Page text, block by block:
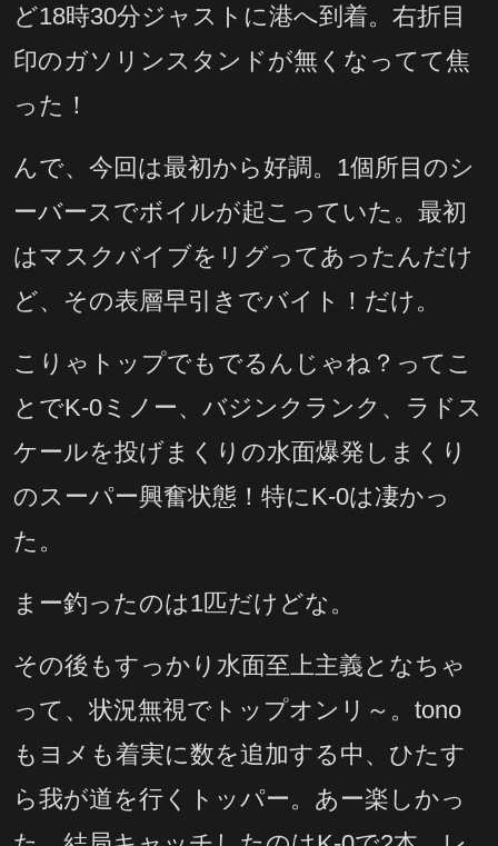
ど18時30分ジャストに港へ到着。右折目
印のガソリンスタンドが無くなってて焦
った！
んで、今回は最初から好調。1個所目のシ
ーバースでボイルが起こっていた。最初
はマスクバイブをリグってあったんだけ
ど、その表層早引きでバイト！だけ。
こりゃトップでもでるんじゃね？ってこ
とでK-0ミノー、バジンクランク、ラドス
ケールを投げまくりの水面爆発しまくり
のスーパー興奮状態！特にK-0は凄かっ
た。
まー釣ったのは1匹だけどな。
その後もすっかり水面至上主義となちゃ
って、状況無視でトップオンリ～。tono
もヨメも着実に数を追加する中、ひたす
ら我が道を行くトッパー。あー楽しかっ